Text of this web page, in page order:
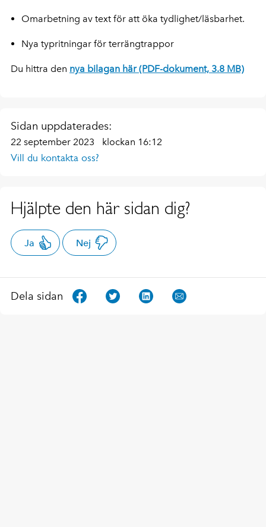
Omarbetning av text för att öka tydlighet/läsbarhet.
Nya typritningar för terrängtrappor
Du hittra den nya bilagan här (PDF-dokument, 3.8 MB)
Sidan uppdaterades:
22 september 2023 klockan 16:12
Vill du kontakta oss?
Hjälpte den här sidan dig?
Ja Nej
Dela sidan